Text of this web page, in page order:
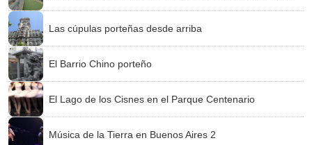
Las cúpulas porteñas desde arriba
El Barrio Chino porteño
El Lago de los Cisnes en el Parque Centenario
Música de la Tierra en Buenos Aires 2